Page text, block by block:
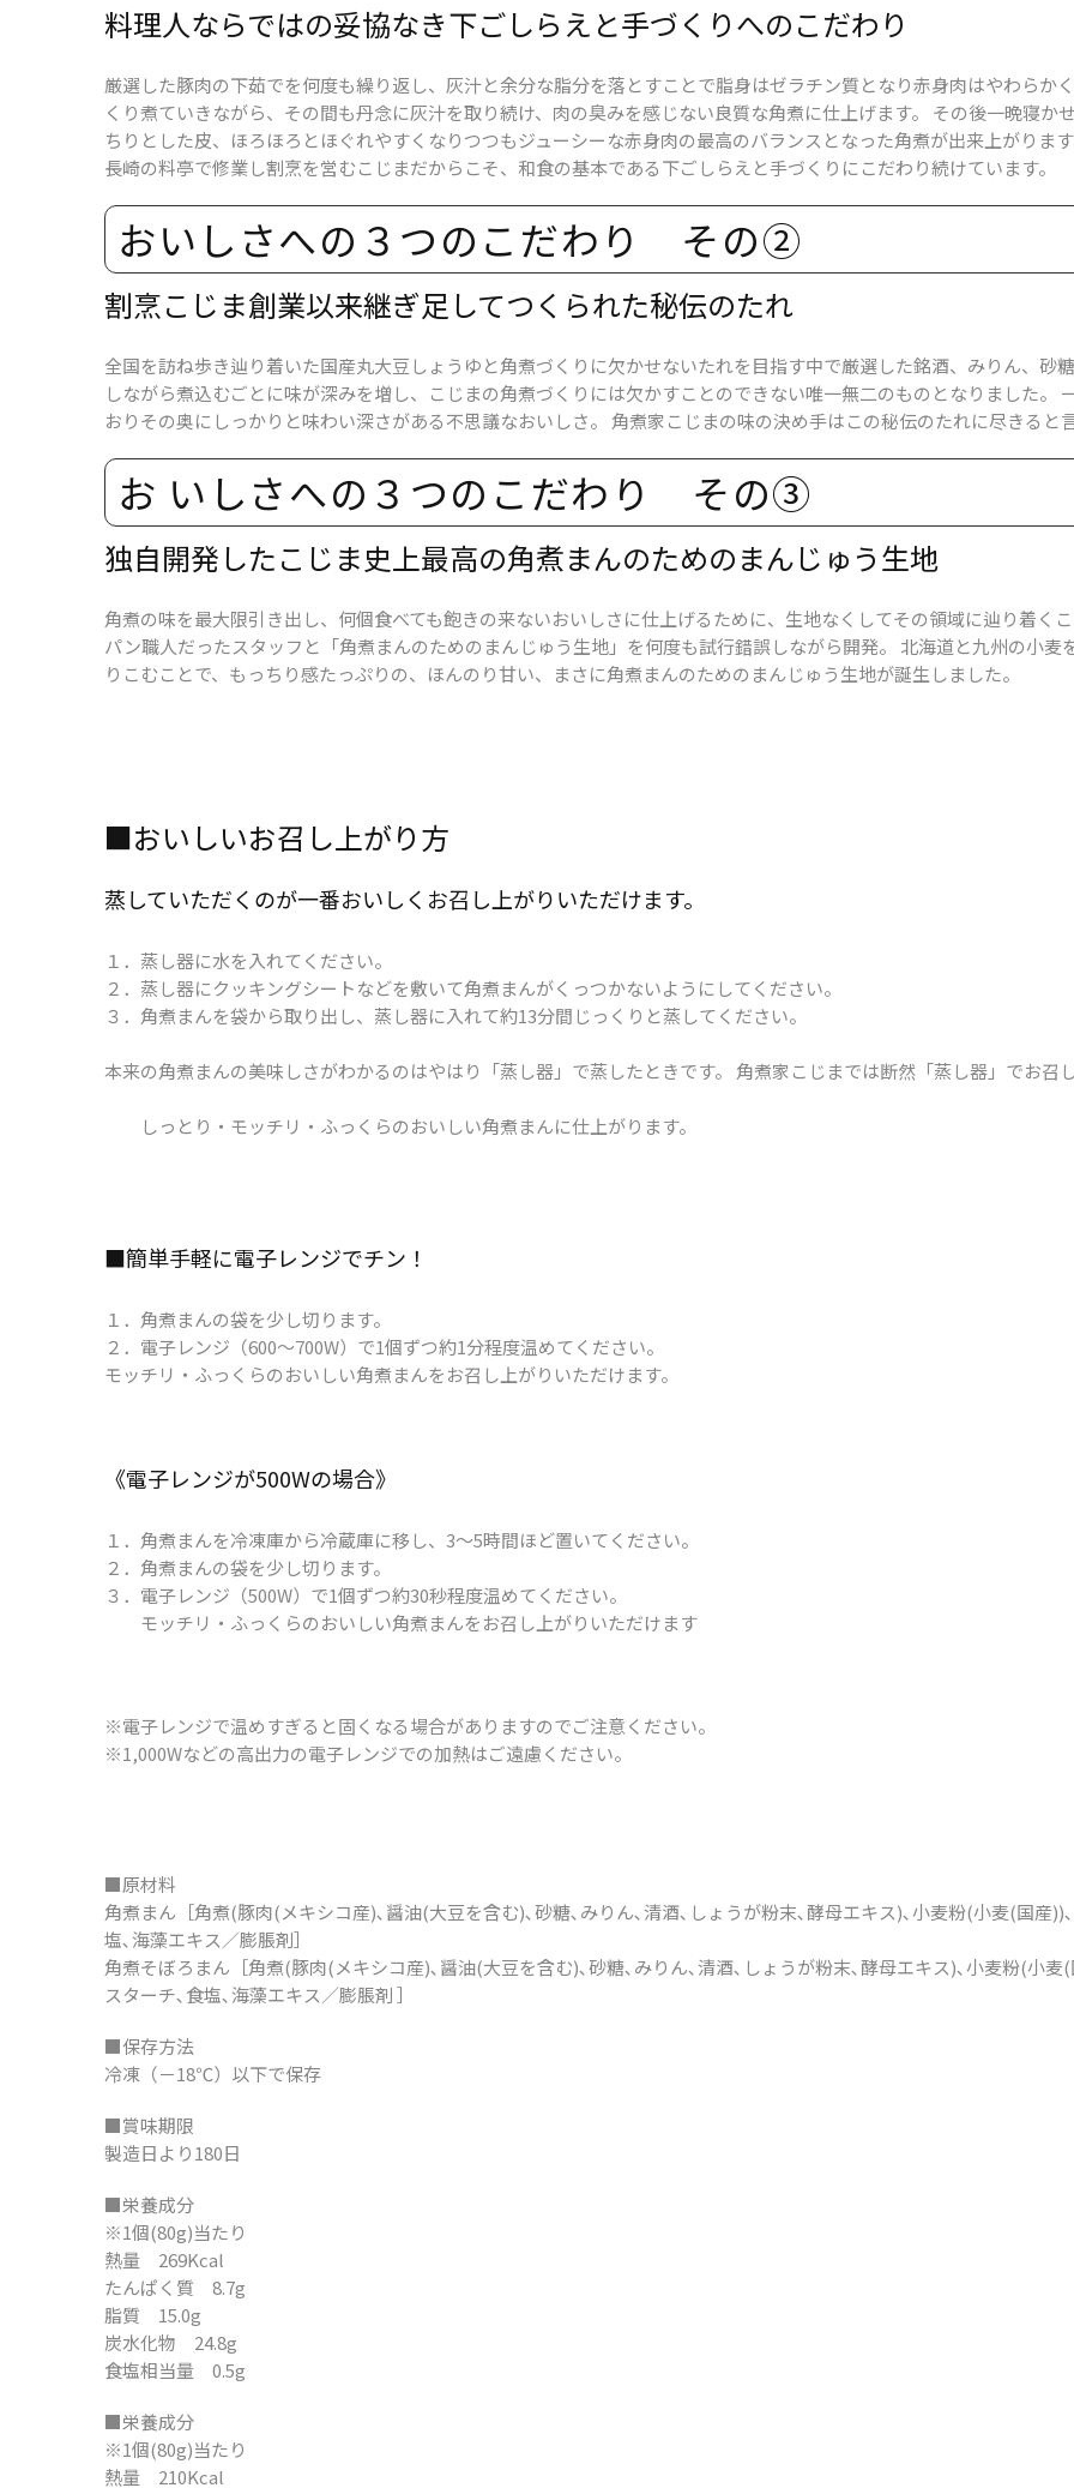
料理人ならではの​妥協なき下ごしらえと​手づくりへの​こだわり
厳選した豚肉の下茹でを何度も繰り返し、灰汁と余分な脂分を落とすことで脂身はゼラチン質となり赤身肉はやわらか
くり煮ていきながら、その間も丹念に灰汁を取り続け、肉の臭みを感じない良質な角煮に仕上げます。 その後一晩寝か
ちりとした皮、ほろほろとほぐれやすくなりつつもジューシーな赤身肉の最高のバランスとなった角煮が出来上がります
長崎の料亭で修業し割烹を営むこじまだからこそ、和食の基本である下ごしらえと手づくりにこだわり続けています。
おいしさへの​３つの​こだわり ​その​②
割烹こじま創業以来​継ぎ足して​つくられた​秘伝の​たれ
全国を訪ね歩き辿り着いた国産丸大豆しょうゆと角煮づくりに欠かせないたれを目指す中で厳選した銘酒、みりん、砂
しながら煮込むごとに味が深みを増し、こじまの角煮づくりには欠かすことのできない唯一無二のものとなりました。
おりその奥にしっかりと味わい深さがある不思議なおいしさ。 角煮家こじまの味の決め手はこの秘伝のたれに尽きると
お いしさへの​３つの​こだわり ​その​③
独​自開発した​こじま史上​最高の​角煮まんの​ための​まんじゅう​生地
角煮の味を最大限引き出し、何個食べても飽きの来ないおいしさに仕上げるために、生地なくしてその領域に辿り着く
パン職人だったスタッフと「角煮まんのためのまんじゅう生地」を何度も試行錯誤しながら開発。 北海道と九州の小
りこむことで、もっちり感たっぷりの、ほんのり甘い、まさに角煮まんのためのまんじゅう生地が誕生しました。
■​おいしい​お召し​上がり方
蒸していただくのが​一番​おいしく​お召し​上がりいただけます。​
１．蒸し器に水を入れてください。
２．蒸し器にクッキングシートなどを敷いて角煮まんがくっつかないようにしてください。
３．角煮まんを袋から取り出し、蒸し器に入れて約13分間じっくりと蒸してください。
本来の角煮まんの美味しさがわかるのはやはり「蒸し器」で蒸したときです。 角煮家こじまでは断然「蒸し器」でお召
しっとり・モッチリ・ふっくらのおいしい角煮まんに仕上がります。
■簡単手軽に​電子レンジで​チン！
１．角煮まんの袋を少し切ります。
２．電子レンジ（600～700W）で1個ずつ約1分程度温めてください。
モッチリ・ふっくらのおいしい角煮まんをお召し上がりいただけます。
《電子レンジが​500Wの​場合》
１．角煮まんを冷凍庫から冷蔵庫に移し、3～5時間ほど置いてください。
２．角煮まんの袋を少し切ります。
３．電子レンジ（500W）で1個ずつ約30秒程度温めてください。
モッチリ・ふっくらのおいしい角煮まんをお召し上がりいただけます
※電子レンジで温めすぎると固くなる場合がありますのでご注意ください。
※1,000Wなどの高出力の電子レンジでの加熱はご遠慮ください。
■原材料
角煮まん［角煮(豚肉(メキシコ産)､醤油(大豆を含む)､砂糖､みりん､清酒､しょうが粉末､酵母エキス)､小麦粉(小麦(国産
塩､海藻エキス／膨脹剤］
角煮そぼろまん［角煮(豚肉(メキシコ産)､醤油(大豆を含む)､砂糖､みりん､清酒､しょうが粉末､酵母エキス)､小麦粉(小
スターチ､食塩､海藻エキス／膨脹剤 ］
■保存方法
冷凍（－18℃）以下で保存
■賞味期限
製造日より180日
■栄養成分
※1個(80g)当たり
熱量 269Kcal
たんぱく質 8.7g
脂質 15.0g
炭水化物 24.8g
食塩相当量 0.5g
■栄養成分
※1個(80g)当たり
熱量 210Kcal